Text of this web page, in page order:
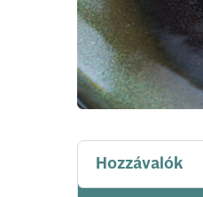
Hozzávalók